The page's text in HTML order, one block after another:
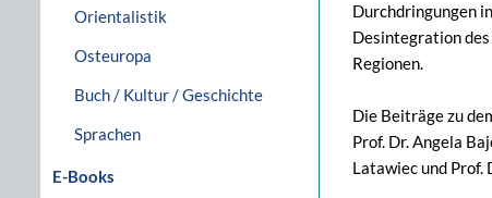
Orientalistik
Osteuropa
Buch / Kultur / Geschichte
Sprachen
E-Books
Durchdringungen
Desintegration
Regionen.
Die Beiträge zu
Prof. Dr. Angela
Latawiec und Prof.